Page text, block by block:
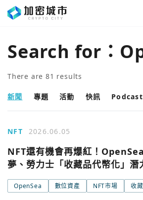
Search for：
There are 81 results
新聞 專題 活動 快訊 Podcast
NFT 2026.06.05
NFT還有機會再爆紅！
夢、勞力士「收藏品代幣化」潛
OpenSea 數位資產 NFT市場 收